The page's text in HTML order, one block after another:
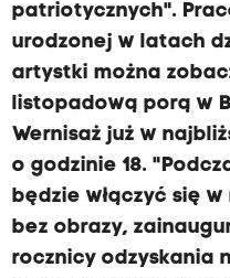
patriotycznych".
urodzonej w latach
artystki można
listopadową porą w
Wernisaż już w
o godzinie 18.
będzie włączyć się
bez obrazy,
rocznicy odzyskania